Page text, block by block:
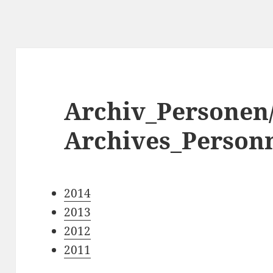
2014
2013
2012
2011